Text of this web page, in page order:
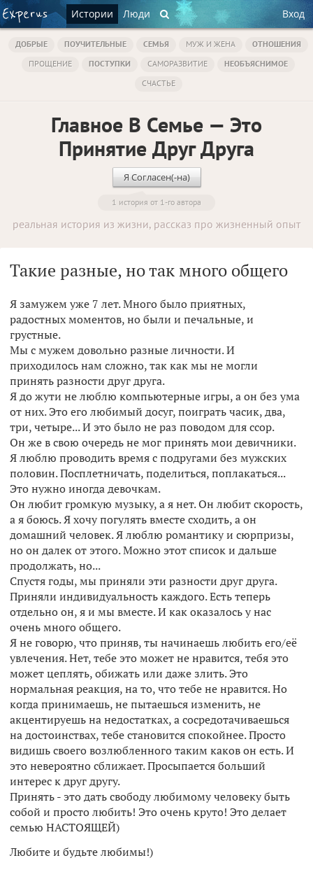
Истории Люди Вход
ДОБРЫЕ ПОУЧИТЕЛЬНЫЕ СЕМЬЯ МУЖ И ЖЕНА
ОТНОШЕНИЯ
ПРОЩЕНИЕ
ПОСТУПКИ САМОРАЗВИТИЕ
НЕОБЪЯСНИМОЕ
СЧАСТЬЕ
Главное В Семье — Это
Принятие Друг Друга
Я Согласен(-на)
1 история от 1-го автора
реальная история из жизни, рассказ про жизненный опыт
Такие разные, но так много общего
Я замужем уже 7 лет. Много было приятных,
радостных моментов, но были и печальные, и
грустные.
Мы с мужем довольно разные личности. И
приходилось нам сложно, так как мы не могли
принять разности друг друга.
Я до жути не люблю компьютерные игры, а он без ума
от них. Это его любимый досуг, поиграть часик, два,
три, четыре... И это было не раз поводом для ссор.
Он же в свою очередь не мог принять мои девичники.
Я люблю проводить время с подругами без мужских
половин. Посплетничать, поделиться, поплакаться...
Это нужно иногда девочкам.
Он любит громкую музыку, а я нет. Он любит скорость,
а я боюсь. Я хочу погулять вместе сходить, а он
домашний человек. Я люблю романтику и сюрпризы,
но он далек от этого. Можно этот список и дальше
продолжать, но...
Спустя годы, мы приняли эти разности друг друга.
Приняли индивидуальность каждого. Есть теперь
отдельно он, я и мы вместе. И как оказалось у нас
очень много общего.
Я не говорю, что приняв, ты начинаешь любить его/её
увлечения. Нет, тебе это может не нравится, тебя это
может цеплять, обижать или даже злить. Это
нормальная реакция, на то, что тебе не нравится. Но
когда принимаешь, не пытаешься изменить, не
акцентируешь на недостатках, а сосредотачиваешься
на достоинствах, тебе становится спокойнее. Просто
видишь своего возлюбленного таким каков он есть. И
это невероятно сближает. Просыпается больший
интерес к друг другу.
Принять - это дать свободу любимому человеку быть
собой и просто любить! Это очень круто! Это делает
семью НАСТОЯЩЕЙ)
Любите и будьте любимы!)